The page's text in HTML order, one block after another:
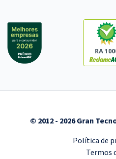
RA
© 2012 - 2026 Gran
Política de
Termos